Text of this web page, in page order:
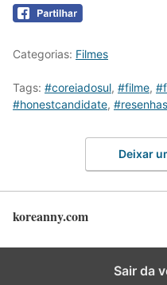
Categorias: Filmes
Tags: #coreiadosul, #filme,
#honestcandidate, #resenhas
Deixar
koreanny.com
Sair da